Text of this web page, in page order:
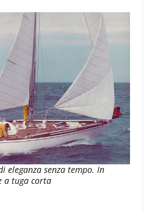
eleganza senza tempo. In
a tuga corta